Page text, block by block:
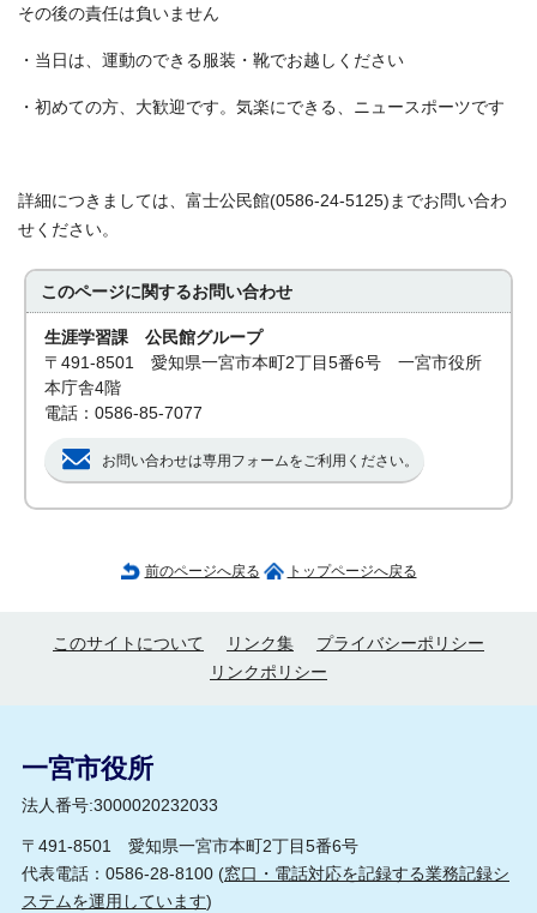
その後の責任は負いません
・当日は、運動のできる服装・靴でお越しください
・初めての方、大歓迎です。気楽にできる、ニュースポーツです
詳細につきましては、富士公民館(0586-24-5125)までお問い合わ
せください。
このページに関するお問い合わせ
生涯学習課 公民館グループ
〒491-8501 愛知県一宮市本町2丁目5番6号 一宮市役所
本庁舎4階
電話：0586-85-7077
お問い合わせは専用フォームをご利用ください。
前のページへ戻る トップページへ戻る
このサイトについて リンク集
プライバシーポリシー
リンクポリシー
一宮市役所
法人番号:3000020232033
〒491-8501 愛知県一宮市本町2丁目5番6号
代表電話：0586-28-8100 (窓口・電話対応を記録する業務記録シ
ステムを運用しています)